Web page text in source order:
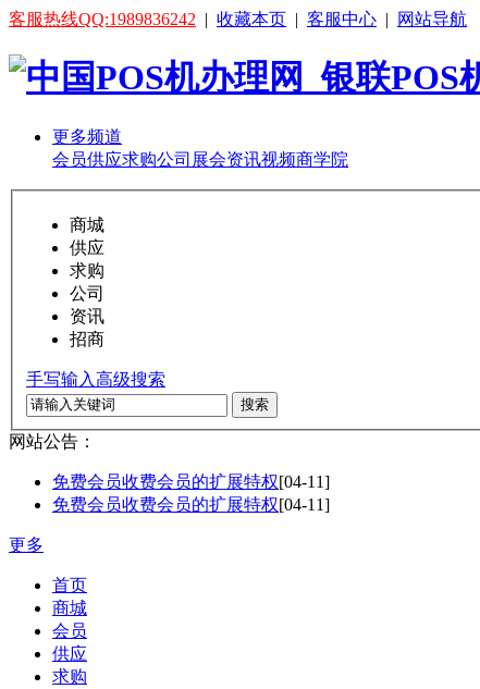
客服热线QQ:1989836242 | 收藏本页 | 客服中心 | 网站导航
更多频道
会员供应求购公司 展会资讯视频商学院
商城
供应
求购
公司
资讯
招商
手写输入高级搜索
搜索
网站公告：
免费会员收费会员的扩展特权[04-11]
免费会员收费会员的扩展特权[04-11]
更多
首页
商城
会员
供应
求购